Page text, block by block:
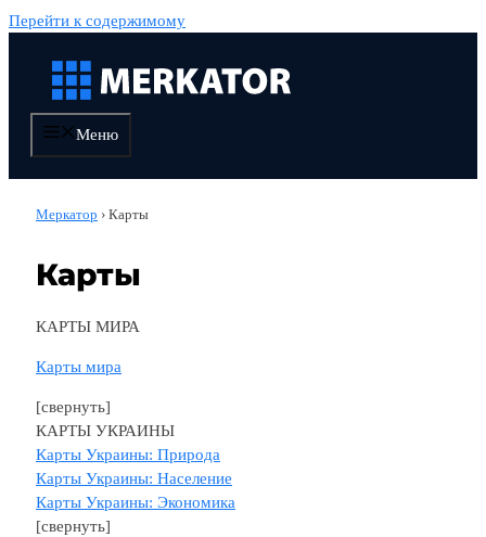
Перейти к содержимому
Меню
Меркатор › Карты
Карты
КАРТЫ МИРА
Карты мира
[свернуть]
КАРТЫ УКРАИНЫ
Карты Украины: Природа
Карты Украины: Население
Карты Украины: Экономика
[свернуть]